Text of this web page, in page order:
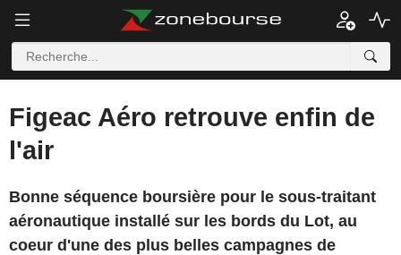
Figeac Aéro retrouve enfin de
l'air
Bonne séquence boursière pour le sous-traitant
aéronautique installé sur les bords du Lot, au
coeur d'une des plus belles campagnes de